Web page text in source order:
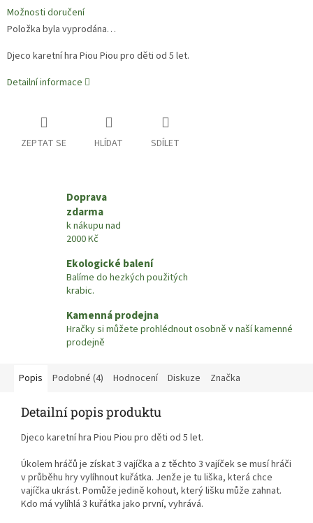
Možnosti doručení
Položka byla vyprodána…
Djeco karetní hra Piou Piou pro děti od 5 let.
Detailní informace
ZEPTAT SE HLÍDAT SDÍLET
Doprava
zdarma
k nákupu nad
2000 Kč
Ekologické balení
Balíme do hezkých použitých
krabic.
Kamenná prodejna
Hračky si můžete prohlédnout osobně v naší kamenné
prodejně
Popis Podobné (4) Hodnocení Diskuze Značka
Detailní popis produktu
Djeco karetní hra Piou Piou pro děti od 5 let.
Úkolem hráčů je získat 3 vajíčka a z těchto 3 vajíček se musí hráči
v průběhu hry vylíhnout kuřátka. Jenže je tu liška, která chce
vajíčka ukrást. Pomůže jedině kohout, který lišku může zahnat.
Kdo má vylíhlá 3 kuřátka jako první, vyhrává.